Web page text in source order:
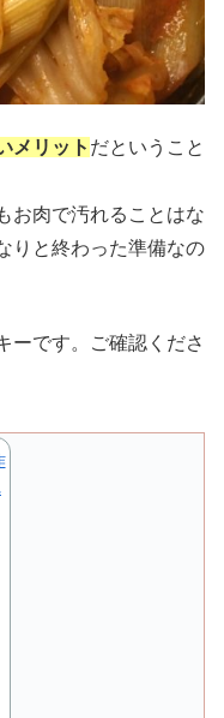
メリット だということ
お肉で汚れることはな
りと終わった準備なの
ーです。ご確認くださ